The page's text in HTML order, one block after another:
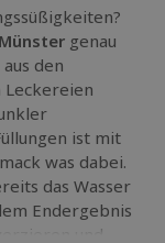
genau
den
ist mit
was dabei.
das Wasser
Endergebnis
und